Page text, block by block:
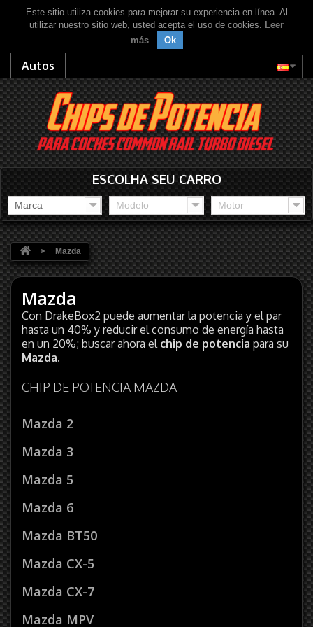
Este sitio utiliza cookies para mejorar su experiencia en línea. Al
utilizar nuestro sitio web, usted acepta el uso de cookies. Leer
más. Ok
Autos
ESCOLHA SEU CARRO
Marca Modelo Motor
> Mazda
Mazda
Con DrakeBox2 puede aumentar la potencia y el par
hasta un 40% y reducir el consumo de energía hasta
en un 20%; buscar ahora el chip de potencia para su
Mazda.
CHIP DE POTENCIA MAZDA
Mazda 2
Mazda 3
Mazda 5
Mazda 6
Mazda BT50
Mazda CX-5
Mazda CX-7
Mazda MPV